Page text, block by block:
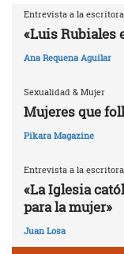
Entrevista a la
«Luis Rubiales
Ana Requena Aguilar
Sexualidad & Mujer
Mujeres que
Pikara Magazine
Entrevista a la
«La Iglesia
para la mujer»
Juan Losa